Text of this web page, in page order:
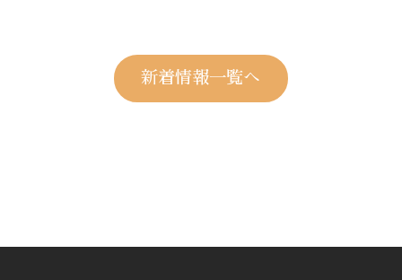
新着情報一覧へ